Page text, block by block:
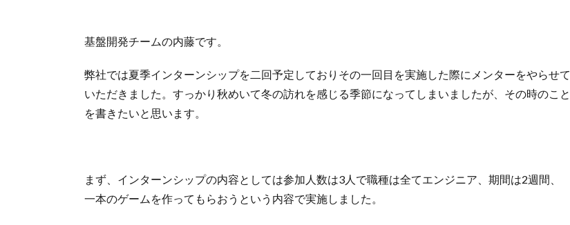
基盤開発チームの内藤です。
弊社では夏季インターンシップを二回予定しておりその一回目を実施した際にメンターをやらせて
いただきました。すっかり秋めいて冬の訪れを感じる季節になってしまいましたが、その時のこと
を書きたいと思います。
まず、インターンシップの内容としては参加人数は3人で職種は全てエンジニア、期間は2週間、
一本のゲームを作ってもらおうという内容で実施しました。